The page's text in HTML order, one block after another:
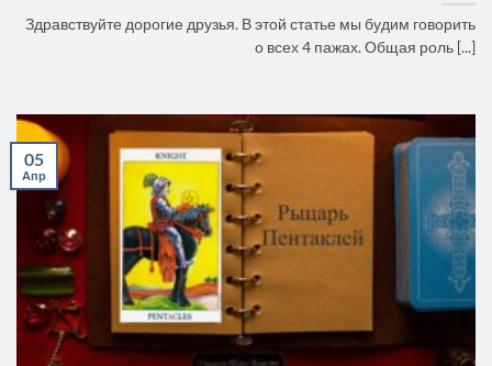
Здравствуйте дорогие друзья. В этой статье мы будим говорить
о всех 4 пажах. Общая роль [...]
05
Апр